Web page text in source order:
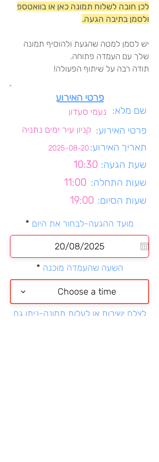
לכן חובה לשלוח תמונה כאן או בוואטספ
ולסמן בתיבה הגעה.
יש לסמן למטה שהגעת ולהוסיף תמונה
שלך עם העמדה פתוחה.
תודה רבה על שיתוף הפעולה!
פרטי האירוע
נעמי סעדון שם מלא:
קניון עיר ימים נתניה פרטי האירוע:
2025-08-20תאריך האירוע:
10:30 שעת הגעה:
11:00 שעות התחלה:
19:00 שעות הסיום:
מועד ההגעה-לבחור את היום *
i
e
השעה שהעמדה מוכנה
Choose a time
לצלם ישירות או לעלות תמונה-ניתן גם